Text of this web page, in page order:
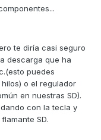
te diría casi seguro
descarga que ha
puedes
o el regulador
en nuestras SD).
con la tecla y
SD.